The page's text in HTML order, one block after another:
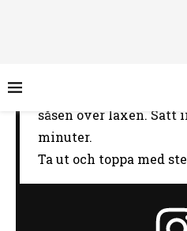
Rör ner hackad dill
såsen över laxen. Sätt
minuter.
Ta ut och toppa med